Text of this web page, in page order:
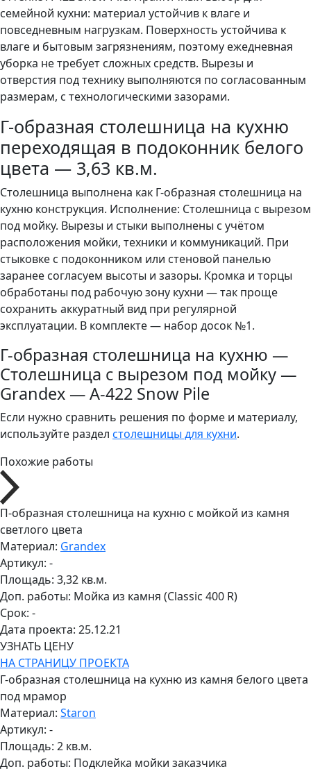
семейной кухни: материал устойчив к влаге и
повседневным нагрузкам. Поверхность устойчива к
влаге и бытовым загрязнениям, поэтому ежедневная
уборка не требует сложных средств. Вырезы и
отверстия под технику выполняются по согласованным
размерам, с технологическими зазорами.
Г-образная столешница на кухню
переходящая в подоконник белого
цвета — 3,63 кв.м.
Столешница выполнена как Г-образная столешница на
кухню конструкция. Исполнение: Столешница с вырезом
под мойку. Вырезы и стыки выполнены с учётом
расположения мойки, техники и коммуникаций. При
стыковке с подоконником или стеновой панелью
заранее согласуем высоты и зазоры. Кромка и торцы
обработаны под рабочую зону кухни — так проще
сохранить аккуратный вид при регулярной
эксплуатации. В комплекте — набор досок №1.
Г-образная столешница на кухню —
Столешница с вырезом под мойку —
Grandex — A-422 Snow Pile
Если нужно сравнить решения по форме и материалу,
используйте раздел столешницы для кухни.
Похожие работы
П-образная столешница на кухню с мойкой из камня
светлого цвета
Материал: Grandex
Артикул: -
Площадь: 3,32 кв.м.
Доп. работы: Мойка из камня (Classic 400 R)
Срок: -
Дата проекта: 25.12.21
УЗНАТЬ ЦЕНУ
НА СТРАНИЦУ ПРОЕКТА
Г-образная столешница на кухню из камня белого цвета
под мрамор
Материал: Staron
Артикул: -
Площадь: 2 кв.м.
Доп. работы: Подклейка мойки заказчика